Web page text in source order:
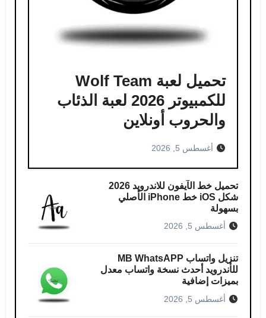
تحميل لعبة Wolf Team
للكمبيوتر 2026 لعبة الذئاب
والحروب أونلاين
أغسطس 5, 2026
تحميل خط الآيفون للاندرويد 2026
شكل iOS خط iPhone الأصلي
بسهولة
أغسطس 5, 2026
تنزيل واتساب MB WhatsAPP
للأندرويد أحدث نسخة واتساب معدل
بميزات إضافية
أغسطس 5, 2026